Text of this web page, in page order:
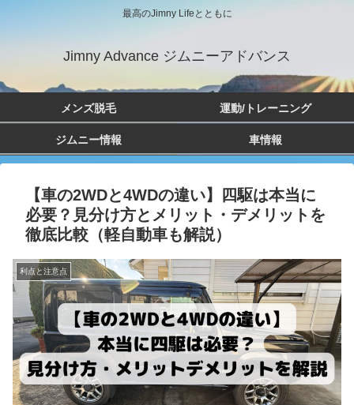
最高のJimny Lifeとともに
Jimny Advance ジムニーアドバンス
メンズ脱毛 運動/トレーニング
ジムニー情報 車情報
【車の2WDと4WDの違い】四駆は本当に
必要？見分け方とメリット・デメリットを
徹底比較（軽自動車も解説）
利点と注意点